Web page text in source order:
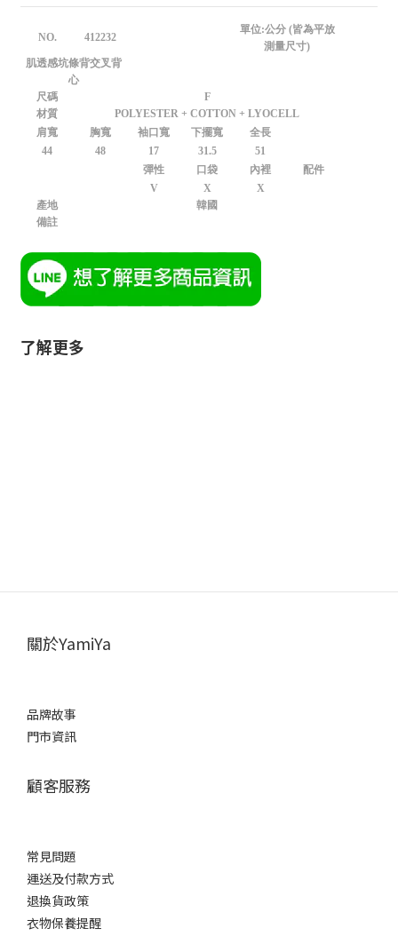
NO. 412232
單位:公分 (皆為平放
測量尺寸)
肌透感坑條背交叉背
心
尺碼
F
材質
POLYESTER + COTTON + LYOCELL
肩寬
胸寬 袖口寬 下擺寬
全長
44
48 17 31.5
51
彈性
口袋 內裡
配件
V
X
X
產地
韓國
備註
了解更多
關於YamiYa
品牌故事
門市資訊
顧客服務
常見問題
運送及付款方式
退換貨政策
衣物保養提醒